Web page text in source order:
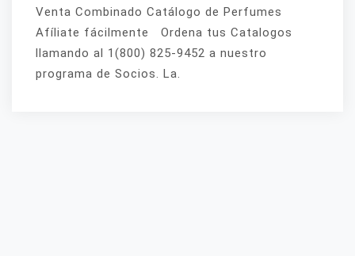
Venta Combinado Catálogo de Perfumes
Afíliate fácilmente Ordena tus Catalogos
llamando al 1(800) 825-9452 a nuestro
programa de Socios. La.